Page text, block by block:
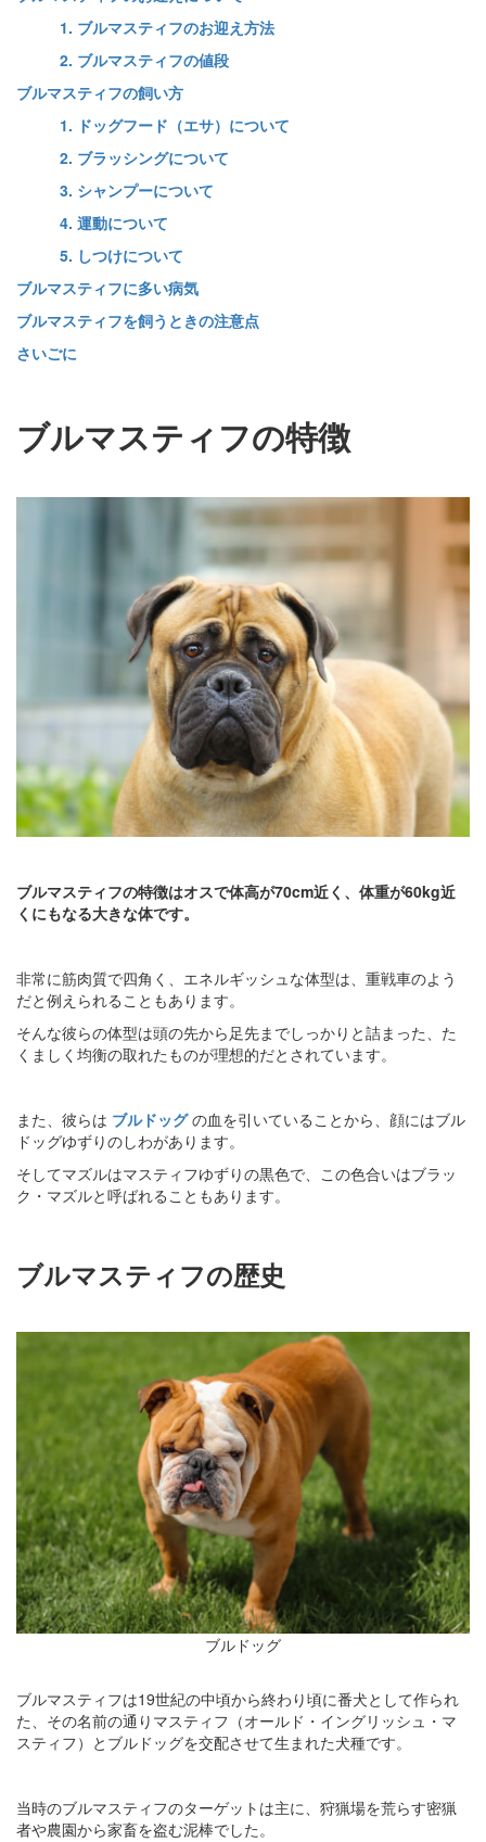
1. ブルマスティフのお迎え方法
2. ブルマスティフの値段
ブルマスティフの飼い方
1. ドッグフード（エサ）について
2. ブラッシングについて
3. シャンプーについて
4. 運動について
5. しつけについて
ブルマスティフに多い病気
ブルマスティフを飼うときの注意点
さいごに
ブルマスティフの特徴
ブルマスティフの特徴はオスで体高が70cm近く、体重が60kg近
くにもなる大きな体です。
非常に筋肉質で四角く、エネルギッシュな体型は、重戦車のよう
だと例えられることもあります。
そんな彼らの体型は頭の先から足先までしっかりと詰まった、た
くましく均衡の取れたものが理想的だとされています。
また、彼らは ブルドッグの血を引いていることから、顔にはブル
ドッグゆずりのしわがあります。
そしてマズルはマスティフゆずりの黒色で、この色合いはブラッ
ク・マズルと呼ばれることもあります。
ブルマスティフの歴史
ブルドッグ
ブルマスティフは19世紀の中頃から終わり頃に番犬として作られ
た、その名前の通りマスティフ（オールド・イングリッシュ・マ
スティフ）とブルドッグを交配させて生まれた犬種です。
当時のブルマスティフのターゲットは主に、狩猟場を荒らす密猟
者や農園から家畜を盗む泥棒でした。